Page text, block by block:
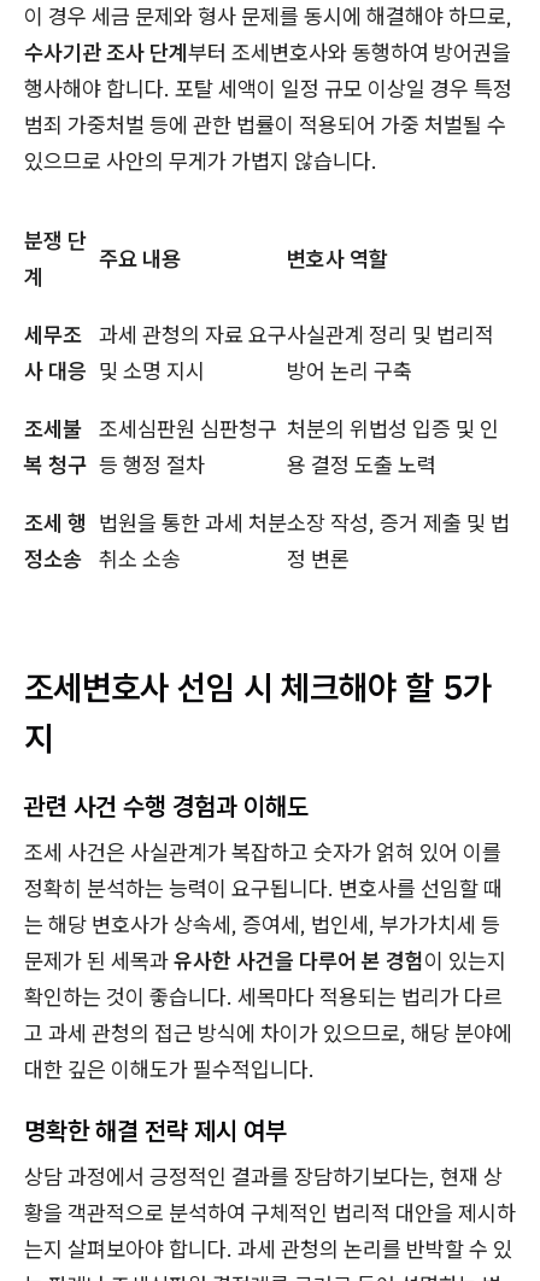
이 경우 세금 문제와 형사 문제를 동시에 해결해야 하므로,
수사기관 조사 단계부터 조세변호사와 동행하여 방어권을
행사해야 합니다. 포탈 세액이 일정 규모 이상일 경우 특정
범죄 가중처벌 등에 관한 법률이 적용되어 가중 처벌될 수
있으므로 사안의 무게가 가볍지 않습니다.
분쟁 단
계
주요 내용 변호사 역할
세무조
사 대응
과세 관청의 자료 요구
및 소명 지시
사실관계 정리 및 법리적
방어 논리 구축
조세불
복 청구
조세심판원 심판청구
등 행정 절차
처분의 위법성 입증 및 인
용 결정 도출 노력
조세 행
정소송
법원을 통한 과세 처분
취소 소송
소장 작성, 증거 제출 및 법
정 변론
조세변호사 선임 시 체크해야 할 5가
지
관련 사건 수행 경험과 이해도
조세 사건은 사실관계가 복잡하고 숫자가 얽혀 있어 이를
정확히 분석하는 능력이 요구됩니다. 변호사를 선임할 때
는 해당 변호사가 상속세, 증여세, 법인세, 부가가치세 등
문제가 된 세목과유사한 사건을 다루어 본 경험이 있는지
확인하는 것이 좋습니다. 세목마다 적용되는 법리가 다르
고 과세 관청의 접근 방식에 차이가 있으므로, 해당 분야에
대한 깊은 이해도가 필수적입니다.
명확한 해결 전략 제시 여부
상담 과정에서 긍정적인 결과를 장담하기보다는, 현재 상
황을 객관적으로 분석하여 구체적인 법리적 대안을 제시하
는지 살펴보아야 합니다. 과세 관청의 논리를 반박할 수 있